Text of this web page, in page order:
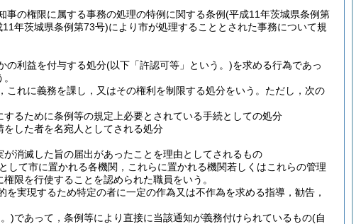
の権限に属する事務の処理の特例に関する条例(平成11年茨城県条例第
11年茨城県条例第73号)により市が処理することとされた事務について規
の利益を付与する処分(以下「許認可等」という。)を求める行為であっ
れに義務を課し，又はその権利を制限する処分をいう。 ただし，次の
るために条例等の規定上必要とされている手続としての処分
した者を名宛人としてされる処分
消滅した旨の届出があったことを理由としてされるもの
して市に置かれる各機関，これらに置かれる機関若しくはこれらの管理
限を行使することを認められた職員をいう。
実現するため特定の者に一定の作為又は不作為を求める指導，勧告，
)であって，条例等により直接に当該通知が義務付けられているもの(自